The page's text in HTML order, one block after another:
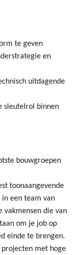
te geven
en
uitdagende
sleutelrol binnen
bouwgroepen
toonaangevende
in een team van
vakmensen die van
om je job op
einde te brengen.
met hoge